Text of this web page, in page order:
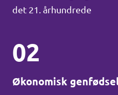
det 21. århundrede
02
Økonomisk